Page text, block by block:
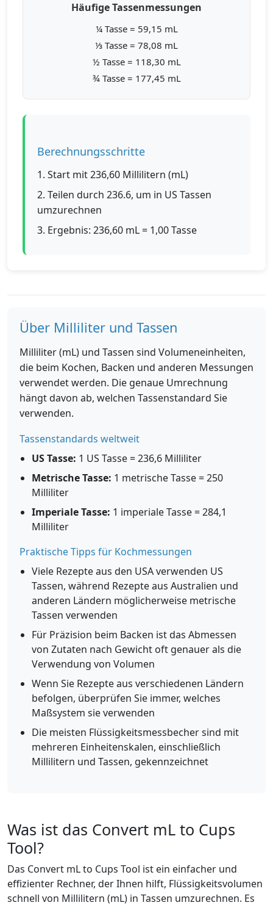
Häufige Tassenmessungen
¼ Tasse = 59,15 mL
⅓ Tasse = 78,08 mL
½ Tasse = 118,30 mL
¾ Tasse = 177,45 mL
Berechnungsschritte
1. Start mit 236,60 Millilitern (mL)
2. Teilen durch 236.6, um in US Tassen
umzurechnen
3. Ergebnis: 236,60 mL = 1,00 Tasse
Über Milliliter und Tassen
Milliliter (mL) und Tassen sind Volumeneinheiten,
die beim Kochen, Backen und anderen Messungen
verwendet werden. Die genaue Umrechnung
hängt davon ab, welchen Tassenstandard Sie
verwenden.
Tassenstandards weltweit
US Tasse: 1 US Tasse = 236,6 Milliliter
Metrische Tasse: 1 metrische Tasse = 250
Milliliter
Imperiale Tasse: 1 imperiale Tasse = 284,1
Milliliter
Praktische Tipps für Kochmessungen
Viele Rezepte aus den USA verwenden US
Tassen, während Rezepte aus Australien und
anderen Ländern möglicherweise metrische
Tassen verwenden
Für Präzision beim Backen ist das Abmessen
von Zutaten nach Gewicht oft genauer als die
Verwendung von Volumen
Wenn Sie Rezepte aus verschiedenen Ländern
befolgen, überprüfen Sie immer, welches
Maßsystem sie verwenden
Die meisten Flüssigkeitsmessbecher sind mit
mehreren Einheitenskalen, einschließlich
Millilitern und Tassen, gekennzeichnet
Was ist das Convert mL to Cups
Tool?
Das Convert mL to Cups Tool ist ein einfacher und
effizienter Rechner, der Ihnen hilft, Flüssigkeitsvolumen
schnell von Millilitern (mL) in Tassen umzurechnen. Es